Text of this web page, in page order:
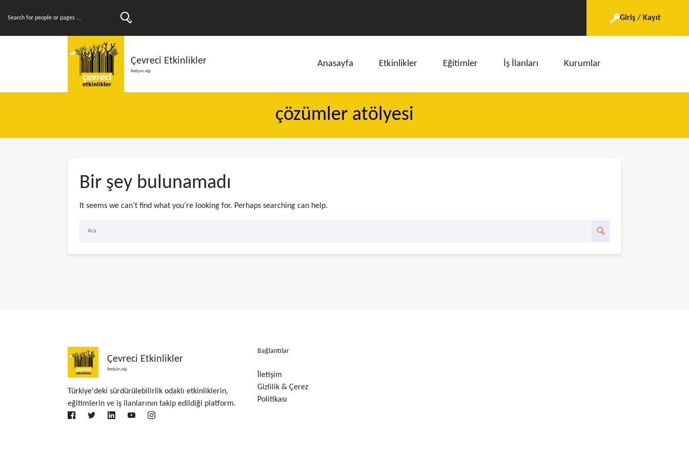
Giriş / Kayıt
Çevreci Etkinlikler
İletişim Ağı
Anasayfa Etkinlikler Eğitimler İş İlanları Kurumlar
çözümler atölyesi
Bir şey bulunamadı
It seems we can’t find what you’re looking for. Perhaps searching can help.
Çevreci Etkinlikler
İletişim Ağı
Türkiye'deki sürdürülebilirlik odaklı etkinliklerin,
eğitimlerin ve iş ilanlarının takip edildiği platform.
Bağlantılar
İletişim
Gizlilik & Çerez
Politikası